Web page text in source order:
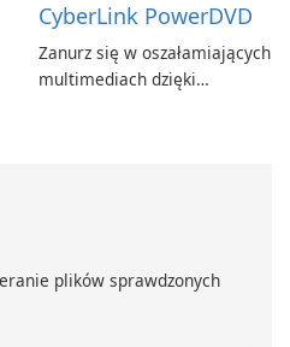
CyberLink PowerDVD
Zanurz się w oszałamiających
multimediach dzięki
plików sprawdzonych